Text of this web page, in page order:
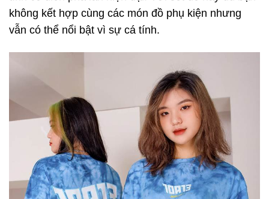
không kết hợp cùng các món đồ phụ kiện nhưng
vẫn có thể nổi bật vì sự cá tính.